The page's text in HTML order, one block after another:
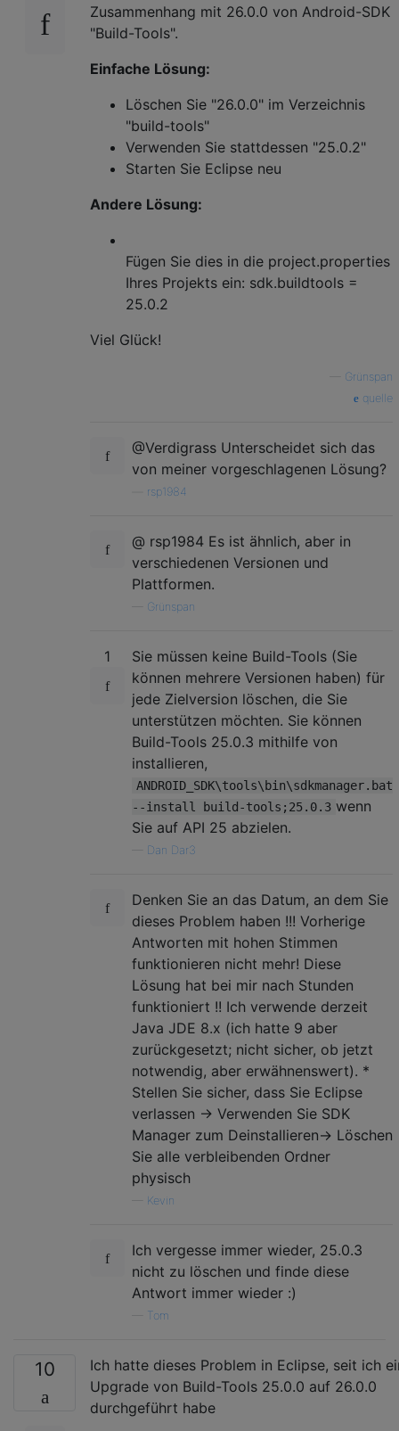
Zusammenhang mit 26.0.0 von Android-SDK
"Build-Tools".
Einfache Lösung:
Löschen Sie "26.0.0" im Verzeichnis
"build-tools"
Verwenden Sie stattdessen "25.0.2"
Starten Sie Eclipse neu
Andere Lösung:
Fügen Sie dies in die project.properties
Ihres Projekts ein: sdk.buildtools =
25.0.2
Viel Glück!
Grünspan
quelle
@Verdigrass Unterscheidet sich das
von meiner vorgeschlagenen Lösung?
rsp1984
@ rsp1984 Es ist ähnlich, aber in
verschiedenen Versionen und
Plattformen.
Grünspan
1
Sie müssen keine Build-Tools (Sie
können mehrere Versionen haben) für
jede Zielversion löschen, die Sie
unterstützen möchten. Sie können
Build-Tools 25.0.3 mithilfe von
installieren,
ANDROID_SDK\tools\bin\sdkmanager.bat
--install build-tools;25.0.3 wenn
Sie auf API 25 abzielen.
Dan Dar3
Denken Sie an das Datum, an dem Sie
dieses Problem haben !!! Vorherige
Antworten mit hohen Stimmen
funktionieren nicht mehr! Diese
Lösung hat bei mir nach Stunden
funktioniert !! Ich verwende derzeit
Java JDE 8.x (ich hatte 9 aber
zurückgesetzt; nicht sicher, ob jetzt
notwendig, aber erwähnenswert). *
Stellen Sie sicher, dass Sie Eclipse
verlassen -> Verwenden Sie SDK
Manager zum Deinstallieren-> Löschen
Sie alle verbleibenden Ordner
physisch
Kevin
Ich vergesse immer wieder, 25.0.3
nicht zu löschen und finde diese
Antwort immer wieder :)
Tom
10
Ich hatte dieses Problem in Eclipse, seit ich
Upgrade von Build-Tools 25.0.0 auf 26.0.0
durchgeführt habe